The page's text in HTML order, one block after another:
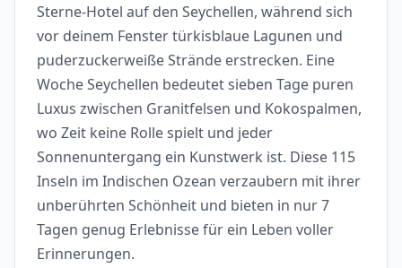
Sterne-Hotel auf den Seychellen, während sich
vor deinem Fenster türkisblaue Lagunen und
puderzuckerweiße Strände erstrecken. Eine
Woche Seychellen bedeutet sieben Tage puren
Luxus zwischen Granitfelsen und Kokospalmen,
wo Zeit keine Rolle spielt und jeder
Sonnenuntergang ein Kunstwerk ist. Diese 115
Inseln im Indischen Ozean verzaubern mit ihrer
unberührten Schönheit und bieten in nur 7
Tagen genug Erlebnisse für ein Leben voller
Erinnerungen.